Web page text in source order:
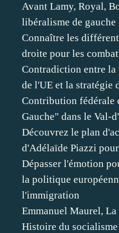
Avant Lamy, Royal,
libéralisme de gauche
Connaître les
droite pour les
Contradiction entre
de l'UE et la stratégie
Contribution fédérale
Gauche" dans le Val-
Découvrez le plan
d'Adélaïde Piazzi
Dépasser l'émotion
la politique
l'immigration
Emmanuel Maurel,
Histoire du